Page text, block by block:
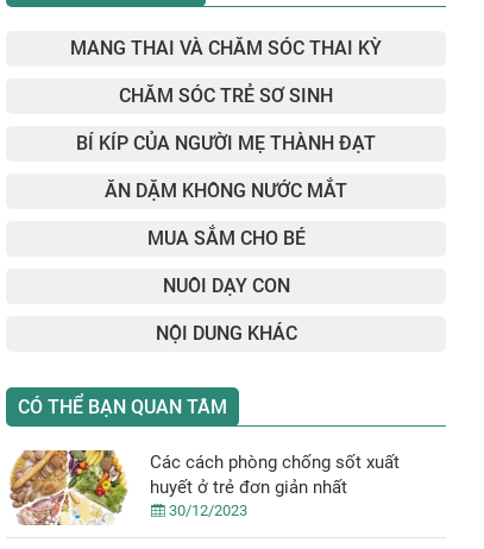
MANG THAI VÀ CHĂM SÓC THAI KỲ
CHĂM SÓC TRẺ SƠ SINH
BÍ KÍP CỦA NGƯỜI MẸ THÀNH ĐẠT
ĂN DẶM KHÔNG NƯỚC MẮT
MUA SẮM CHO BÉ
NUÔI DẠY CON
NỘI DUNG KHÁC
CÓ THỂ BẠN QUAN TÂM
Các cách phòng chống sốt xuất
huyết ở trẻ đơn giản nhất
30/12/2023